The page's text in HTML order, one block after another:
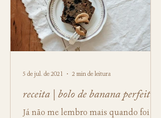
receita | bolo de banana perfeito
Já não me lembro mais quando foi a
5 de jul. de 2021 2 min de leitura